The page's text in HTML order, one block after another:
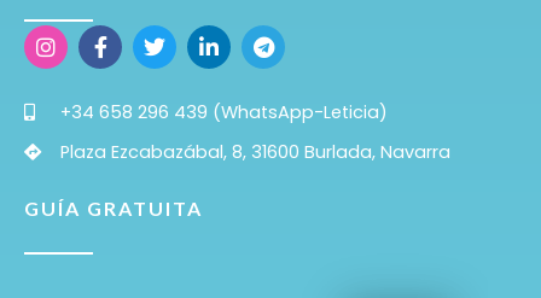
+34 658 296 439 (WhatsApp-Leticia)
Plaza Ezcabazábal, 8, 31600 Burlada, Navarra
GUÍA GRATUITA